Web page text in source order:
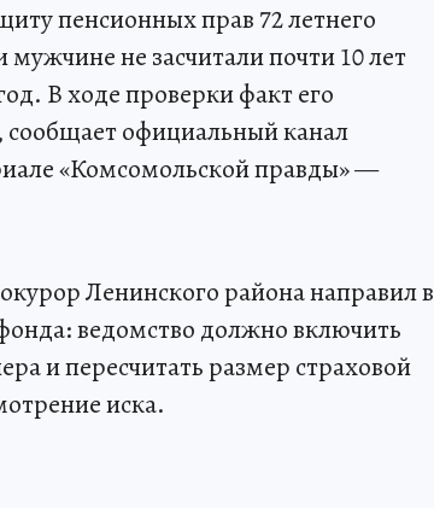
пенсионных прав 72 летнего
не засчитали почти 10 лет
В ходе проверки факт его
сообщает официальный канал
«Комсомольской правды» —
Ленинского района направил в
ведомство должно включить
и пересчитать размер страховой
иска.